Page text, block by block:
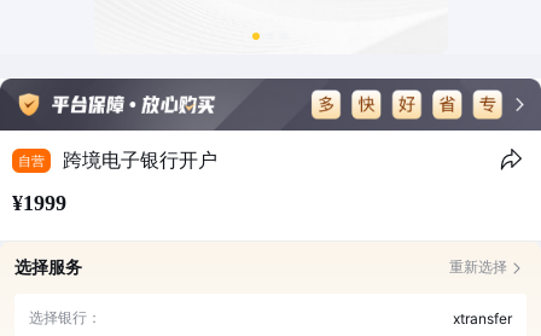
自营 跨境电子银行开户
¥1999
选择服务 重新选择
选择银行： xtransfer